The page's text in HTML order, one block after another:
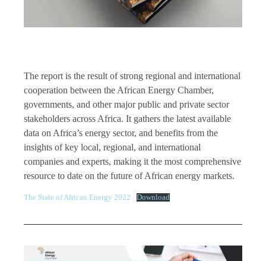
The report is the result of strong regional and international
cooperation between the African Energy Chamber,
governments, and other major public and private sector
stakeholders across Africa. It gathers the latest available
data on Africa’s energy sector, and benefits from the
insights of key local, regional, and international
companies and experts, making it the most comprehensive
resource to date on the future of African energy markets.
The State of African Energy 2022 Download